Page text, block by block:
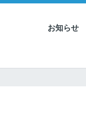
お知らせ